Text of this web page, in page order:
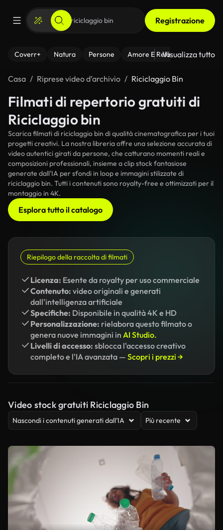
Registrazione
Coverr+ Natura Persone Amore E Relazioni Il
Visualizza tutto
Casa Riprese video d’archivio Riciclaggio Bin
Filmati di repertorio gratuiti di
Riciclaggio bin
Scarica filmati di riciclaggio bin di qualità cinematografica per i tuoi
progetti creativi. La nostra libreria offre una selezione accurata di
video autentici girati da persone, che catturano momenti reali e
composizioni professionali, insieme a clip stock fantasiose
generate dall'IA per sfondi in loop e immagini stilizzate di
riciclaggio bin. Tutti i contenuti sono royalty-free e ottimizzati per il
montaggio in 4K.
Esplora tutto il catalogo
Riepilogo della raccolta di filmati
Licenza: Esente da royalty per uso commerciale
Contenuto: video originali e generati
dall'intelligenza artificiale
Specifiche: Disponibile in qualità 4K e HD
Personalizzazione: rielabora questo filmato o
genera nuove immagini in AI Studio.
Livelli di accesso: sblocca l'accesso creativo
completo e l'IA avanzata — Scopri i prezzi →
Video stock gratuiti Riciclaggio Bin
Nascondi i contenuti generati dall’IA Più recente